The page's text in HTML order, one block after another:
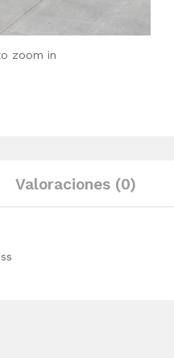
zoom in
Valoraciones (0)